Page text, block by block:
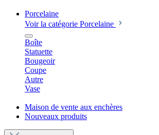
Porcelaine
Voir la catégorie Porcelaine
Boîte
Statuette
Bougeoir
Coupe
Autre
Vase
Maison de vente aux enchères
Nouveaux produits